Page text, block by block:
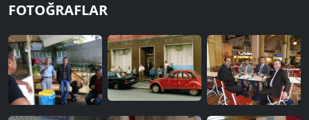
FOTOĞRAFLAR